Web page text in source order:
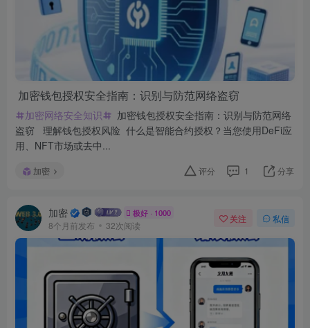
加密钱包授权安全指南：识别与防范网络盗窃
加密网络安全知识
加密钱包授权安全指南：识别与防范网络
盗窃 理解钱包授权风险 什么是智能合约授权？当您使用DeFi应
用、NFT市场或去中...
加密 评分 1 分享
加密 极好 · 1000
8个月前发布 32次阅读
关注 私信